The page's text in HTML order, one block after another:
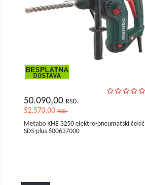
50.090,00 RSD.
52.570,00RSD.
Metabo KHE 3250 elektro-pneumatski čekić
SDS-plus 600637000